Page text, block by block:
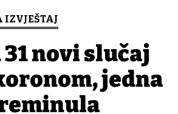
IZVJEŠTAJ
31 novi slučaj
jedna